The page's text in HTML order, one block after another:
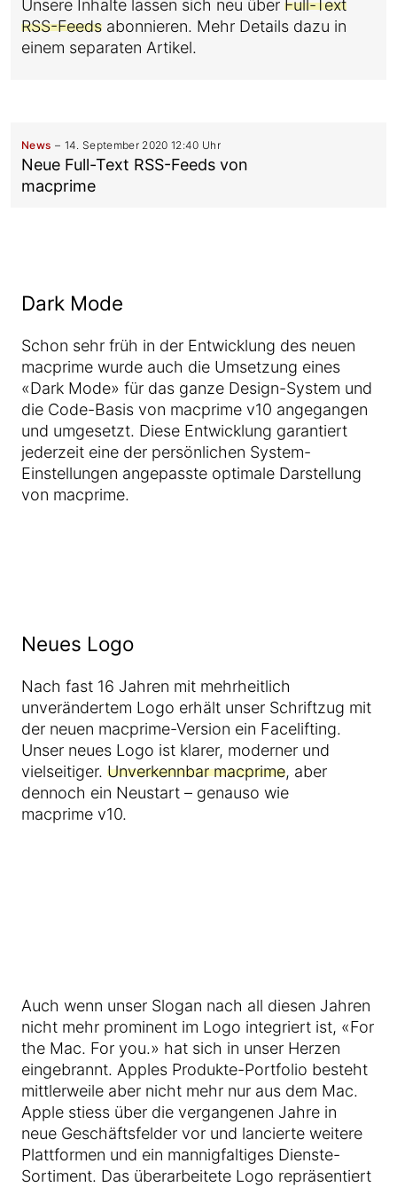
Unsere Inhalte lassen sich neu über Full-Text
RSS-Feeds abonnieren. Mehr Details dazu in
einem separaten Artikel.
News 14. September 2020 12:40 Uhr
Neue Full-Text RSS-Feeds von
macprime
Dark Mode
Schon sehr früh in der Entwicklung des neuen
macprime wurde auch die Umsetzung eines
«Dark Mode» für das ganze Design-System und
die Code-Basis von macprime v10 angegangen
und umgesetzt. Diese Entwicklung garantiert
jederzeit eine der persönlichen System-
Einstellungen angepasste optimale Darstellung
von macprime.
Neues Logo
Nach fast 16 Jahren mit mehrheitlich
unverändertem Logo erhält unser Schriftzug mit
der neuen macprime-Version ein Facelifting.
Unser neues Logo ist klarer, moderner und
vielseitiger. Unverkennbar macprime, aber
dennoch ein Neustart – genauso wie
macprime v10.
Auch wenn unser Slogan nach all diesen Jahren
nicht mehr prominent im Logo integriert ist, «For
the Mac. For you.» hat sich in unser Herzen
eingebrannt. Apples Produkte-Portfolio besteht
mittlerweile aber nicht mehr nur aus dem Mac.
Apple stiess über die vergangenen Jahre in
neue Geschäftsfelder vor und lancierte weitere
Plattformen und ein mannigfaltiges Dienste-
Sortiment. Das überarbeitete Logo repräsentiert